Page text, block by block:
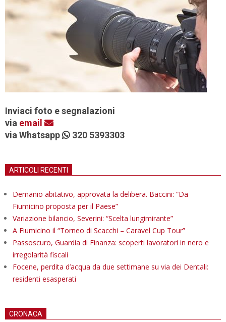
Inviaci foto e segnalazioni
via email
via Whatsapp
320 5393303
ARTICOLI RECENTI
Demanio abitativo, approvata la delibera. Baccini: “Da
Fiumicino proposta per il Paese”
Variazione bilancio, Severini: “Scelta lungimirante”
A Fiumicino il “Torneo di Scacchi – Caravel Cup Tour”
Passoscuro, Guardia di Finanza: scoperti lavoratori in nero e
irregolarità fiscali
Focene, perdita d’acqua da due settimane su via dei Dentali:
residenti esasperati
CRONACA